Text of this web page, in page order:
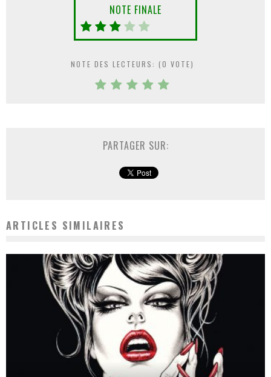
NOTE FINALE
NOTE DES LECTEURS: (0 VOTE)
PARTAGER SUR:
ARTICLES SIMILAIRES